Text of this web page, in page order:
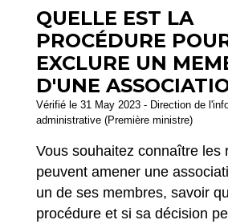
QUELLE EST LA
PROCÉDURE
EXCLURE UN
D'UNE
Vérifié le 31 May 2023 - Direction de
administrative (Première ministre)
Vous souhaitez connaître les
peuvent amener une
un de ses membres, savoir
procédure et si sa décision